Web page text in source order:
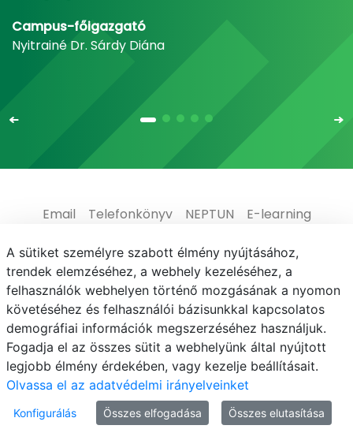
Campus-főigazgató
Nyitrainé Dr. Sárdy Diána
Email Telefonkönyv NEPTUN
E-learning
Médiaközpont
Informatikai Igazgatóság
Adatvédelem
© MATE 2021
A sütiket személyre szabott élmény nyújtásához,
trendek elemzéséhez, a webhely kezeléséhez, a
felhasználók webhelyen történő mozgásának a nyomon
követéséhez és felhasználói bázisunkkal kapcsolatos
demográfiai információk megszerzéséhez használjuk.
Fogadja el az összes sütit a webhelyünk által nyújtott
legjobb élmény érdekében, vagy kezelje beállításait.
Olvassa el az adatvédelmi irányelveinket
Konfigurálás Összes elfogadása Összes elutasítása